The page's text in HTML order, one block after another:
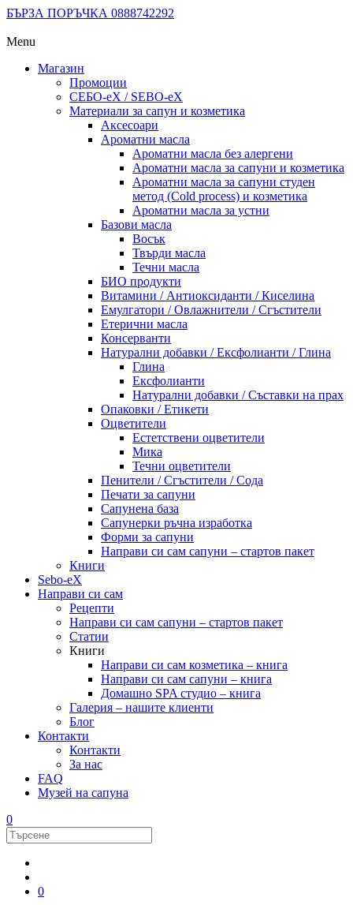
БЪРЗА ПОРЪЧКА 0888742292
Menu
Магазин
Промоции
СЕБО-еХ / SEBO-eX
Материали за сапун и козметика
Аксесоари
Ароматни масла
Ароматни масла без алергени
Ароматни масла за сапуни и козметика
Ароматни масла за сапуни студен
метод (Cold process) и козметика
Ароматни масла за устни
Базови масла
Восък
Твърди масла
Течни масла
БИО продукти
Витамини / Антиоксиданти / Киселина
Емулгатори / Овлажнители / Сгъстители
Етерични масла
Консерванти
Натурални добавки / Ексфолианти / Глина
Глина
Ексфолианти
Натурални добавки / Съставки на прах
Опаковки / Етикети
Оцветители
Естетствени оцветители
Мика
Течни оцветители
Пенители / Сгъстители / Сода
Печати за сапуни
Сапунена база
Сапунерки ръчна изработка
Форми за сапуни
Направи си сам сапуни – стартов пакет
Книги
Sebo-eX
Направи си сам
Рецепти
Направи си сам сапуни – стартов пакет
Статии
Книги
Направи си сам козметика – книга
Направи си сам сапуни – книга
Домашно SPA студио – книга
Галерия – нашите клиенти
Блог
Контакти
Контакти
За нас
FAQ
Музей на сапуна
0
0